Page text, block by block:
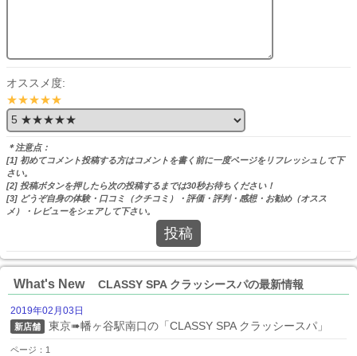
オススメ度:
★★★★★
＊注意点：
[1] 初めてコメント投稿する方はコメントを書く前に一度ページをリフレッシュして下
さい。
[2] 投稿ボタンを押したら次の投稿するまでは30秒お待ちください！
[3] どうぞ自身の体験・口コミ（クチコミ）・評価・評判・感想・お勧め（オスス
メ）・レビューをシェアして下さい。
投稿
What's New CLASSY SPA クラッシースパの最新情報
2019年02月03日
新店舗 東京➠幡ヶ谷駅南口の「CLASSY SPA クラッシースパ」
ページ：1